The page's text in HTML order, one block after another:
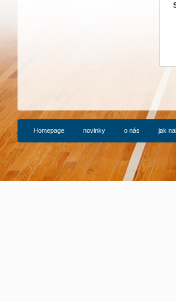
Homepage novinky o nás jak